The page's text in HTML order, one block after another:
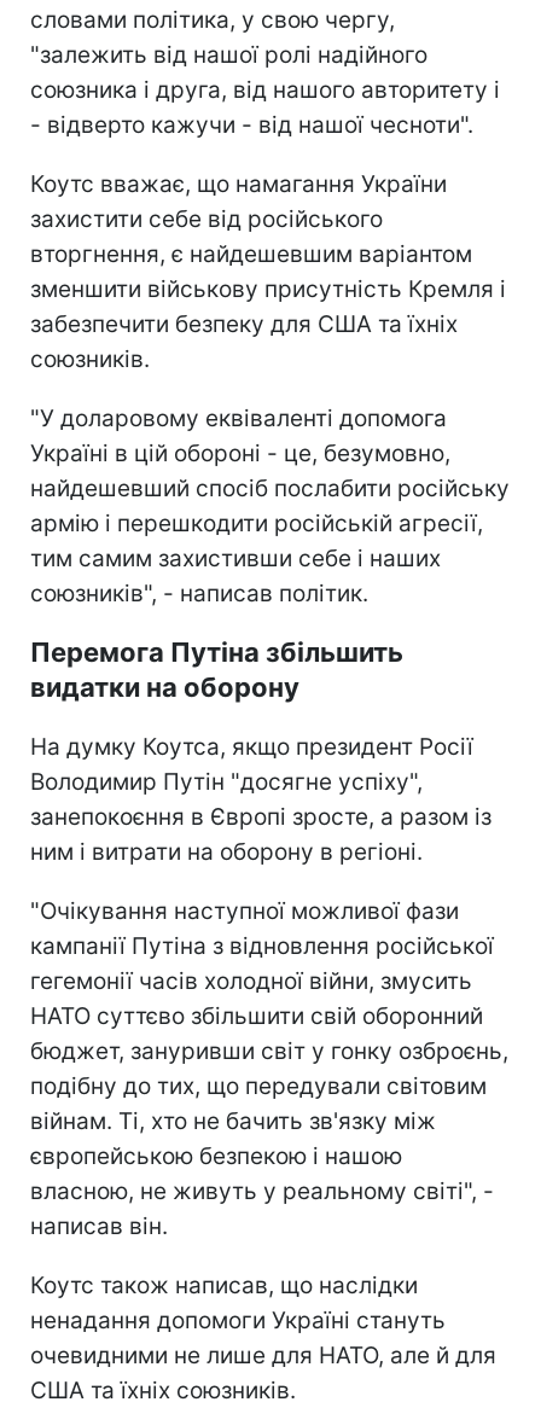
словами політика, у свою чергу,
"залежить від нашої ролі надійного
союзника і друга, від нашого авторитету і
- відверто кажучи - від нашої чесноти".
Коутс вважає, що намагання України
захистити себе від російського
вторгнення, є найдешевшим варіантом
зменшити військову присутність Кремля і
забезпечити безпеку для США та їхніх
союзників.
"У доларовому еквіваленті допомога
Україні в цій обороні - це, безумовно,
найдешевший спосіб послабити російську
армію і перешкодити російській агресії,
тим самим захистивши себе і наших
союзників", - написав політик.
Перемога Путіна збільшить
видатки на оборону
На думку Коутса, якщо президент Росії
Володимир Путін "досягне успіху",
занепокоєння в Європі зросте, а разом із
ним і витрати на оборону в регіоні.
"Очікування наступної можливої фази
кампанії Путіна з відновлення російської
гегемонії часів холодної війни, змусить
НАТО суттєво збільшити свій оборонний
бюджет, зануривши світ у гонку озброєнь,
подібну до тих, що передували світовим
війнам. Ті, хто не бачить зв'язку між
європейською безпекою і нашою
власною, не живуть у реальному світі", -
написав він.
Коутс також написав, що наслідки
ненадання допомоги Україні стануть
очевидними не лише для НАТО, але й для
США та їхніх союзників.